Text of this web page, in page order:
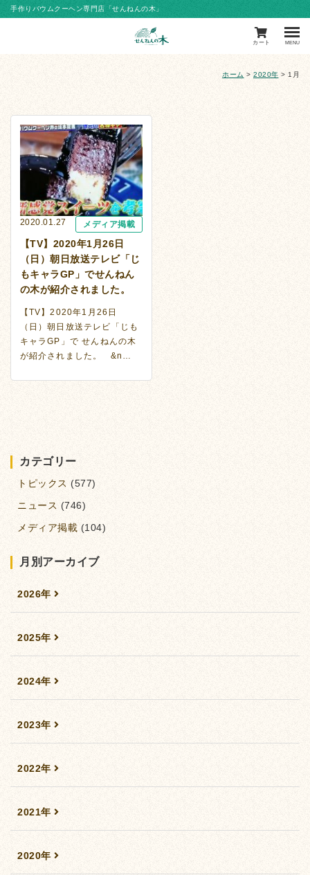
手作りバウムクーヘン専門店「せんねんの木」
カート MENU
ホーム > 2020年 > 1月
2020.01.27 メディア掲載
【TV】2020年1月26日
（日）朝日放送テレビ「じ
もキャラGP」でせんねん
の木が紹介されました。
【TV】2020年1月26日
（日）朝日放送テレビ「じも
キャラGP」で せんねんの木
が紹介されました。 &n…
カテゴリー
トピックス (577)
ニュース (746)
メディア掲載 (104)
月別アーカイブ
2026年
2025年
2024年
2023年
2022年
2021年
2020年